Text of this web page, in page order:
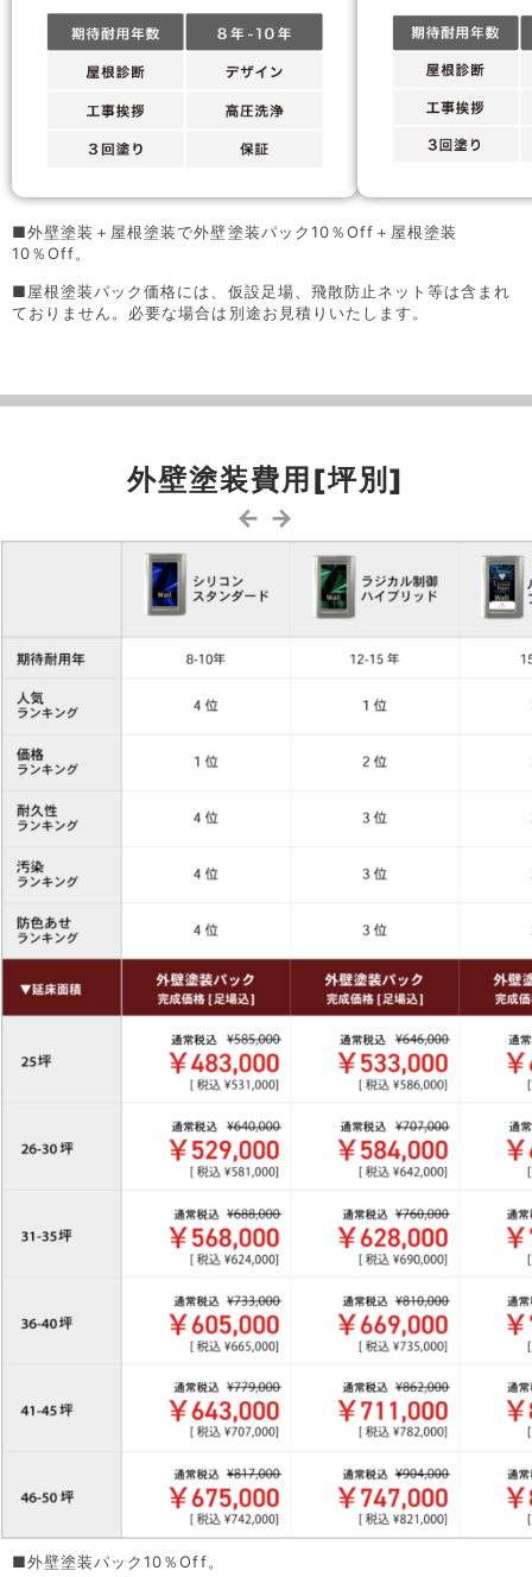
■外壁塗装＋屋根塗装で外壁塗装パック10％Off＋屋根塗装
10％Off。
■屋根塗装パック価格には、仮設足場、飛散防止ネット等は含まれ
ておりません。必要な場合は別途お見積りいたします。
外壁塗装費用[坪別]
← →
■外壁塗装パック10％Off。